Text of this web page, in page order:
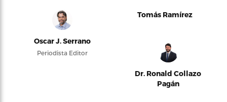
Oscar J. Serrano
Periodista Editor
Tomás Ramírez
Dr. Ronald Collazo
Pagán